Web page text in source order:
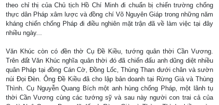
theo chỉ thị của Chủ tịch Hồ Chí Minh đi chuẩn bị chiến trường chống
thực dân Pháp xâm lược và đồng chí Võ Nguyên Giáp trong những năm
kháng chiến chống Pháp đi điều nghiên mặt trận đã về làm việc tại đây
nhiều ngày...
Văn Khúc còn có đền thờ Cụ Đề Kiều, tướng quân thời Cần Vương.
Trên đất Văn Khúc nghĩa quân thời đó đã chiến đấu anh dũng diệt nhiều
quân Pháp tại đồng Cán Cờ, Đồng Lốc, Thùng Than dưới chân và sườn
núi Đọi Đèn. Ông Đề Kiều đã cho lập bản doanh tại Rừng Già và Thùng
Thình. Cụ Nguyễn Quang Bích một anh hùng chống Pháp, một lãnh tụ
thời Cần Vương cùng các tướng sỹ và sau này người con trai cả của